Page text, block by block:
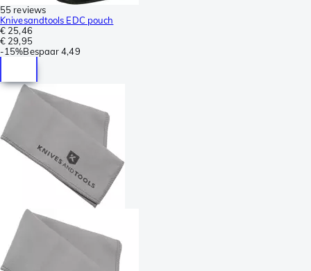
55 reviews
Knivesandtools EDC pouch
€ 25,46
€ 29,95
-15%Bespaar 4,49